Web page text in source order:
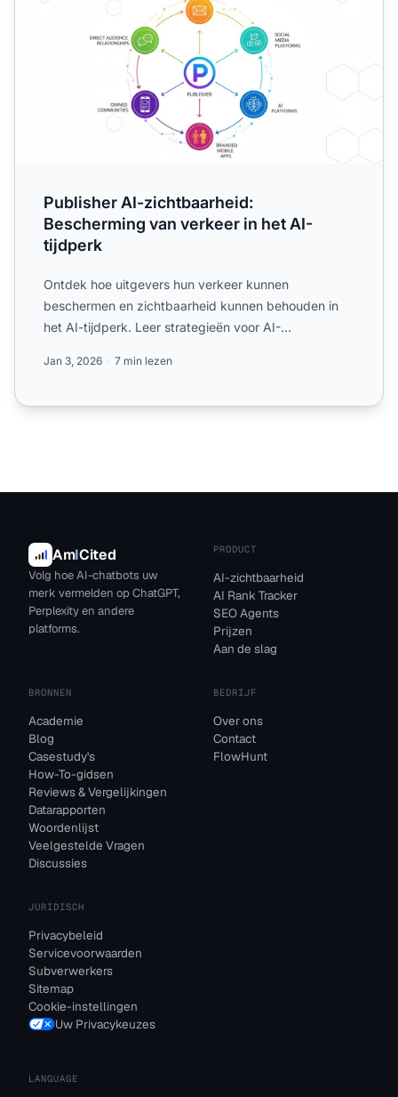
Publisher AI-zichtbaarheid:
Bescherming van verkeer in het AI-
tijdperk
Ontdek hoe uitgevers hun verkeer kunnen
beschermen en zichtbaarheid kunnen behouden in
het AI-tijdperk. Leer strategieën voor AI-
Jan 3, 2026 7 min lezen
AmICited
Volg hoe AI-chatbots uw
merk vermelden op ChatGPT,
Perplexity en andere
platforms.
PRODUCT
AI-zichtbaarheid
AI Rank Tracker
SEO Agents
Prijzen
Aan de slag
BRONNEN
Academie
Blog
Casestudy's
How-To-gidsen
Reviews & Vergelijkingen
Datarapporten
Woordenlijst
Veelgestelde Vragen
Discussies
BEDRIJF
Over ons
Contact
FlowHunt
JURIDISCH
Privacybeleid
Servicevoorwaarden
Subverwerkers
Sitemap
Cookie-instellingen
Uw Privacykeuzes
LANGUAGE